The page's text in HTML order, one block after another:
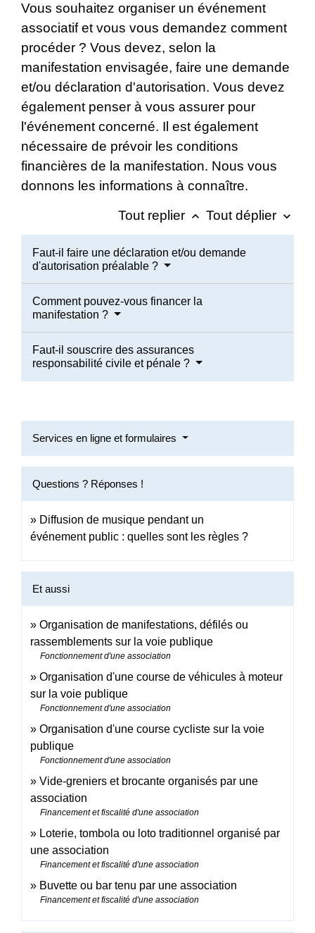
Vous souhaitez organiser un événement
associatif et vous vous demandez comment
procéder ? Vous devez, selon la
manifestation envisagée, faire une demande
et/ou déclaration d'autorisation. Vous devez
également penser à vous assurer pour
l'événement concerné. Il est également
nécessaire de prévoir les conditions
financières de la manifestation. Nous vous
donnons les informations à connaître.
Tout replier keyboard_arrow_up Tout déplier keyboard_arrow_down
Faut-il faire une déclaration et/ou demande
d'autorisation préalable ?
Comment pouvez-vous financer la
manifestation ?
Faut-il souscrire des assurances
responsabilité civile et pénale ?
Services en ligne et formulaires
Questions ? Réponses !
Diffusion de musique pendant un
événement public : quelles sont les règles ?
Et aussi
Organisation de manifestations, défilés ou
rassemblements sur la voie publique
Fonctionnement d'une association
Organisation d'une course de véhicules à moteur
sur la voie publique
Fonctionnement d'une association
Organisation d'une course cycliste sur la voie
publique
Fonctionnement d'une association
Vide-greniers et brocante organisés par une
association
Financement et fiscalité d'une association
Loterie, tombola ou loto traditionnel organisé par
une association
Financement et fiscalité d'une association
Buvette ou bar tenu par une association
Financement et fiscalité d'une association